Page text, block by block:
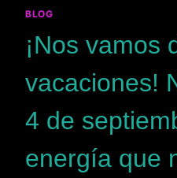
BLOG
¡Nos vamos
vacaciones!
4 de
energía que